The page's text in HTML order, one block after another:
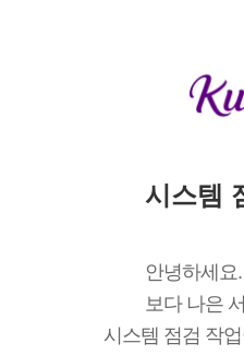
시스템
안녕하세요
보다 나은
시스템 점검 작